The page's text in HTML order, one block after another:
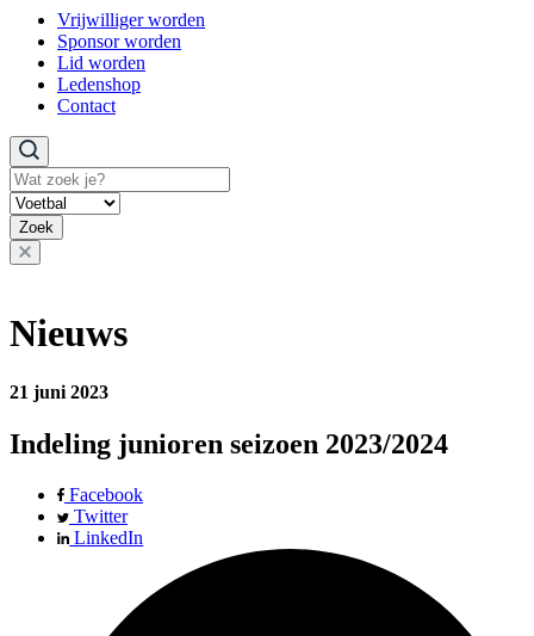
Vrijwilliger worden
Sponsor worden
Lid worden
Ledenshop
Contact
Zoeken
Zoek
Nieuws
21 juni 2023
Indeling junioren seizoen 2023/2024
Facebook
Twitter
LinkedIn